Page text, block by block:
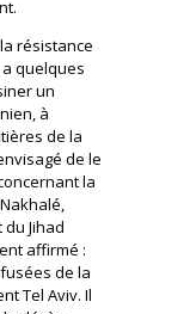
résistance
a quelques
un
à
de la
de le
la
Jihad
affirmé :
de la
Tel Aviv. Il